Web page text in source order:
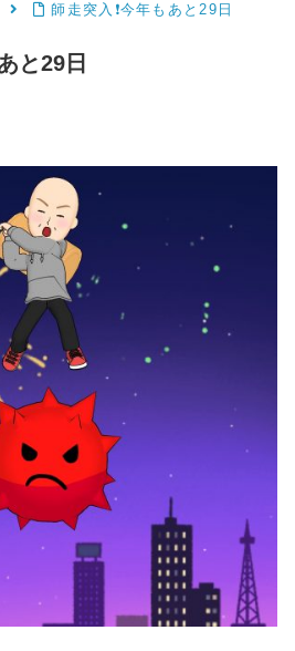
師走突入❗️今年もあと29日
と29日